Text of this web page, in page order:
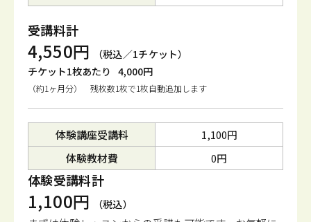
受講料計
4,550円
（税込／1チケット）
チケット1枚あたり 4,000円
（約1ヶ月分） 残枚数1枚で1枚自動追加します
体験講座受講料
1,100円
体験教材費
0円
体験受講料計
1,100円 （税込）